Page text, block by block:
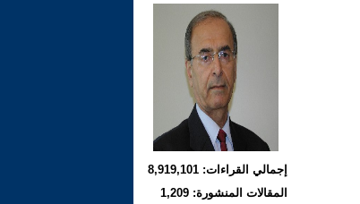
إجمالي القراءات: 8,919,101
المقالات المنشورة: 1,209